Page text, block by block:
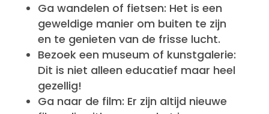
Ga wandelen of fietsen: Het is een
geweldige manier om buiten te zijn
en te genieten van de frisse lucht.
Bezoek een museum of kunstgalerie:
Dit is niet alleen educatief maar heel
gezellig!
Ga naar de film: Er zijn altijd nieuwe